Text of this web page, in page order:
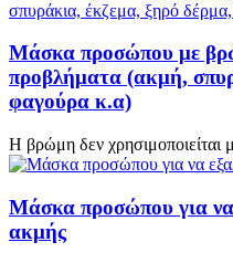
Μάσκα προσώπου με
προβλήματα (ακμή,
φαγούρα κ.α)
Η βρώμη δεν
Μάσκα προσώπου για να
ακμής